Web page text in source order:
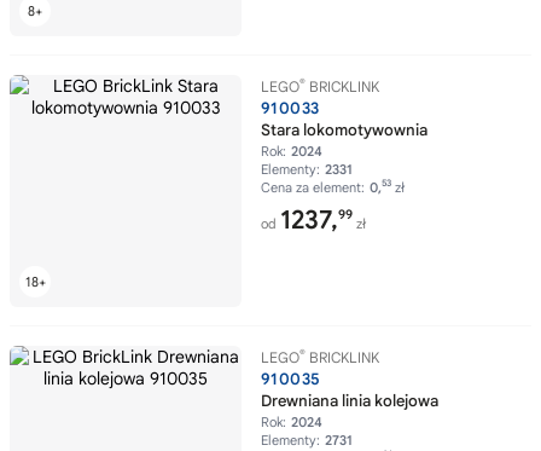
LEGO® BRICKLINK
910033
Stara lokomotywownia
Rok: 2024
Elementy: 2331
Cena za element: 0,53 zł
od 1237,99
zł
LEGO® BRICKLINK
910035
Drewniana linia kolejowa
Rok: 2024
Elementy: 2731